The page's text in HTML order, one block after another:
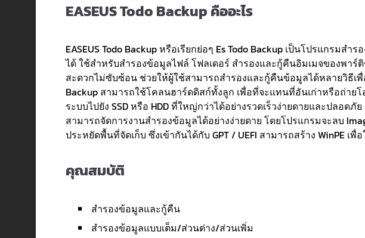
EASEUS Todo Backup คืออะไร
EASEUS Todo Backup หรือเรียกย่อๆ Es Todo Backup เป็นโปรแกรม
ได้ ใช้สำหรับสำรองข้อมูลไฟล์ โฟลเดอร์ สำรองและกู้คืนอิมเมจของพาร์
สะดวกไม่ซับซ้อน ช่วยให้ผู้ใช้สามารถสำรองและกู้คืนข้อมูลได้หลายวิธีเ
Backup สามารถใช้โคลนฮาร์ดดิสก์ทั้งลูก เพื่อที่จะแทนที่อันเก่าหรือถ่าย
ระบบไปยัง SSD หรือ HDD ที่ใหญ่กว่าได้อย่างรวดเร็วง่ายดายและปลอด
สามารถจัดการงานสำรองข้อมูลได้อย่างง่ายดาย โดยโปรแกรมจะลบ
ประหยัดพื้นที่จัดเก็บ ซึ่งเข้ากันได้กับ GPT / UEFI สามารถสร้าง WinPE
คุณสมบัติ
สำรองข้อมูลและกู้คืน
สำรองข้อมูลแบบเต็ม/ส่วนต่าง/ส่วนเพิ่ม